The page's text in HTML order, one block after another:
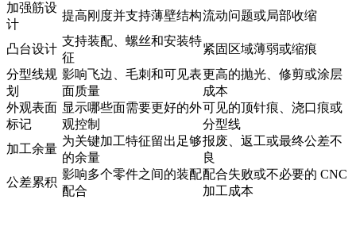
加强筋设
计
提高刚度并支持薄壁结构流动问题或局部收缩
凸台设计
支持装配、螺丝和安装特
征
紧固区域薄弱或缩痕
分型线规
划
影响飞边、毛刺和可见表
面质量
更高的抛光、修剪或涂层
成本
外观表面
标记
显示哪些面需要更好的外
观控制
可见的顶针痕、浇口痕或
分型线
加工余量
为关键加工特征留出足够
的余量
报废、返工或最终公差不
良
公差累积
影响多个零件之间的装配
配合
配合失败或不必要的 CNC
加工成本